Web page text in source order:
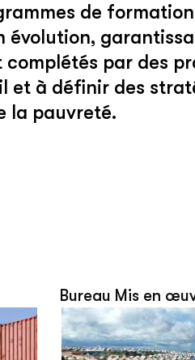
de
évolution,
par des
et à définir des
la pauvreté.
Bureau Mis en